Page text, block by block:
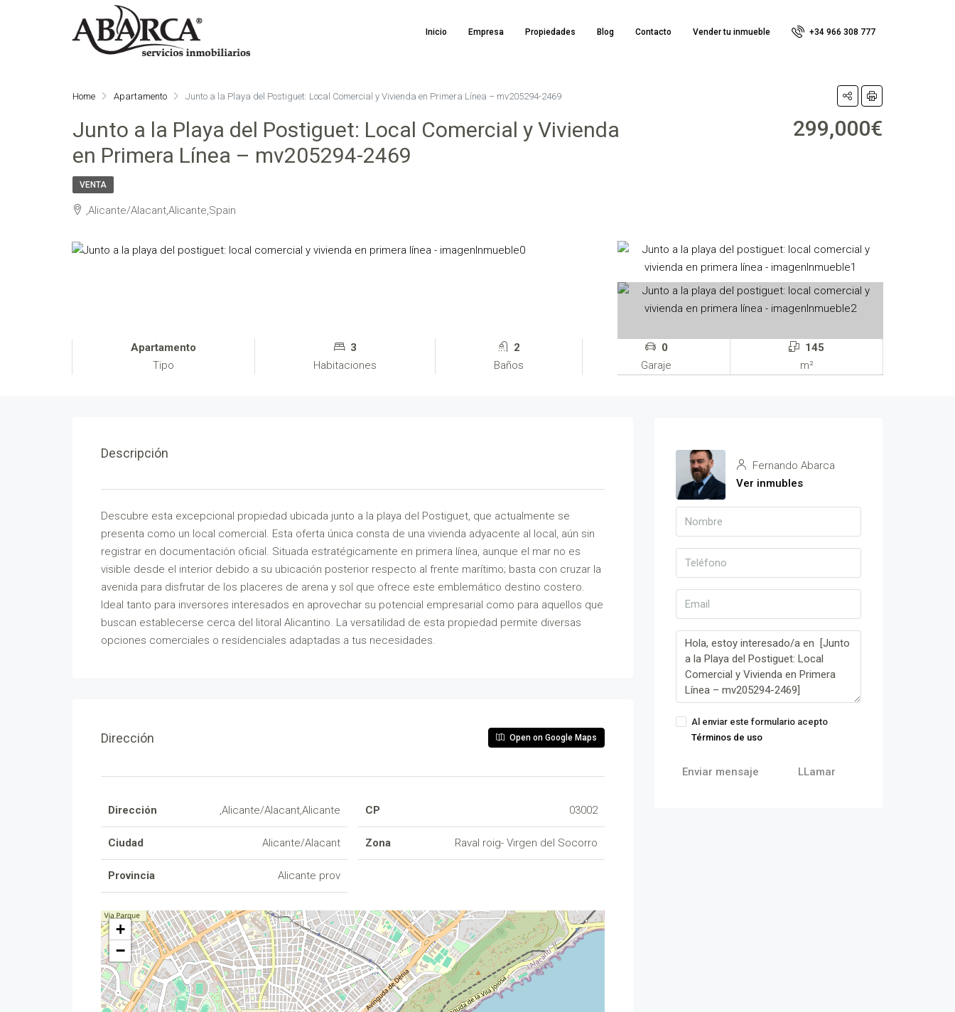
Inicio Empresa Propiedades Blog Contacto Vender tu inmueble +34 966 308 777
Home Apartamento Junto a la Playa del Postiguet: Local Comercial y Vivienda en Primera Línea – mv205294-2469
Junto a la Playa del Postiguet: Local Comercial y Vivienda
en Primera Línea – mv205294-2469
299,000€
VENTA
,Alicante/Alacant,Alicante,Spain
Apartamento
Tipo
3
Habitaciones
2
Baños
0
Garaje
145
m²
Descripción
Descubre esta excepcional propiedad ubicada junto a la playa del Postiguet, que actualmente se
presenta como un local comercial. Esta oferta única consta de una vivienda adyacente al local, aún sin
registrar en documentación oficial. Situada estratégicamente en primera línea, aunque el mar no es
visible desde el interior debido a su ubicación posterior respecto al frente marítimo; basta con cruzar la
avenida para disfrutar de los placeres de arena y sol que ofrece este emblemático destino costero.
Ideal tanto para inversores interesados en aprovechar su potencial empresarial como para aquellos que
buscan establecerse cerca del litoral Alicantino. La versatilidad de esta propiedad permite diversas
opciones comerciales o residenciales adaptadas a tus necesidades.
Dirección Open on Google Maps
Dirección ,Alicante/Alacant,Alicante
Ciudad Alicante/Alacant
Provincia Alicante prov
CP 03002
Zona Raval roig- Virgen del Socorro
+
−
Fernando Abarca
Ver inmubles
Al enviar este formulario acepto
Términos de uso
Enviar mensaje LLamar